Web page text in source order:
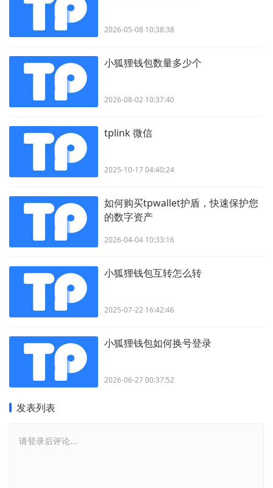
2026-05-08 10:38:38
小狐狸钱包数量多少个
2026-08-02 10:37:40
tplink 微信
2025-10-17 04:40:24
如何购买tpwallet护盾，快速保护您
的数字资产
2026-04-04 10:33:16
小狐狸钱包互转怎么转
2025-07-22 16:42:46
小狐狸钱包如何换号登录
2026-06-27 00:37:52
发表列表
请登录后评论...